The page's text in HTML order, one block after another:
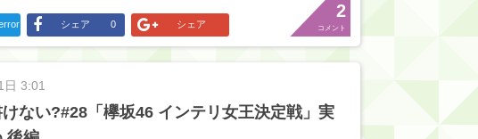
2
コメント
シェア 0 シェア
日 3:01
ない?#28「欅坂46 インテリ女王決定戦」実